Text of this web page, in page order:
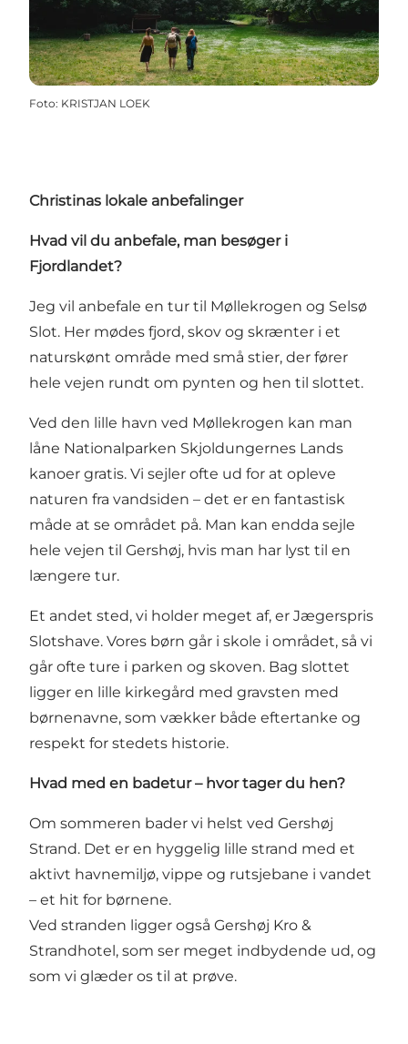
Foto: KRISTJAN LOEK
Christinas lokale anbefalinger
Hvad vil du anbefale, man besøger i
Fjordlandet?
Jeg vil anbefale en tur til Møllekrogen og Selsø
Slot. Her mødes fjord, skov og skrænter i et
naturskønt område med små stier, der fører
hele vejen rundt om pynten og hen til slottet.
Ved den lille havn ved Møllekrogen kan man
låne Nationalparken Skjoldungernes Lands
kanoer gratis. Vi sejler ofte ud for at opleve
naturen fra vandsiden – det er en fantastisk
måde at se området på. Man kan endda sejle
hele vejen til Gershøj, hvis man har lyst til en
længere tur.
Et andet sted, vi holder meget af, er Jægerspris
Slotshave. Vores børn går i skole i området, så vi
går ofte ture i parken og skoven. Bag slottet
ligger en lille kirkegård med gravsten med
børnenavne, som vækker både eftertanke og
respekt for stedets historie.
Hvad med en badetur – hvor tager du hen?
Om sommeren bader vi helst ved Gershøj
Strand. Det er en hyggelig lille strand med et
aktivt havnemiljø, vippe og rutsjebane i vandet
– et hit for børnene.
Ved stranden ligger også Gershøj Kro &
Strandhotel, som ser meget indbydende ud, og
som vi glæder os til at prøve.